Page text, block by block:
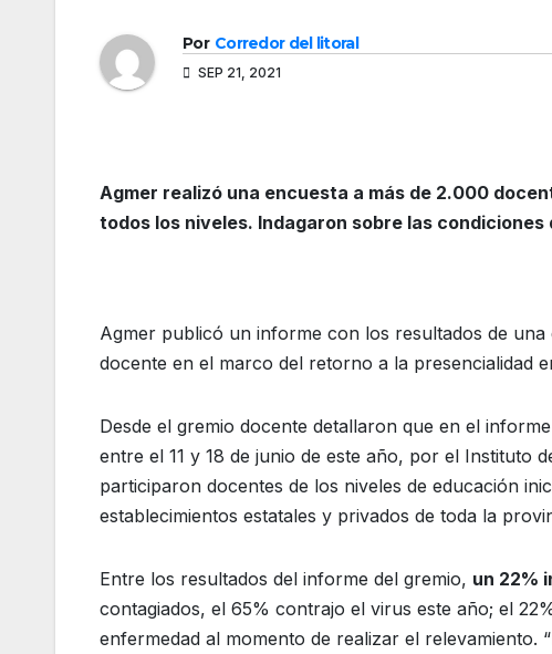
Por Corredor del litoral
SEP 21, 2021
Agmer realizó una encuesta a más de 2.000
todos los niveles. Indagaron sobre las
Agmer publicó un informe con los resultados de
docente en el marco del retorno a la presencialidad
Desde el gremio docente detallaron que en el
entre el 11 y 18 de junio de este año, por el Instituto
participaron docentes de los niveles de educación
establecimientos estatales y privados de toda la
Entre los resultados del informe del gremio, un 22%
contagiados, el 65% contrajo el virus este año; el
enfermedad al momento de realizar el relevamiento.